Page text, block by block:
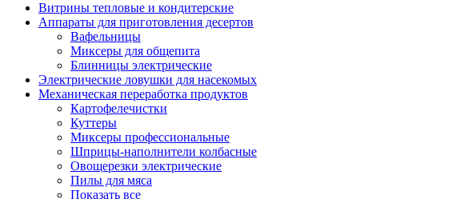
Витрины тепловые и кондитерские
Аппараты для приготовления десертов
Вафельницы
Миксеры для общепита
Блинницы электрические
Электрические ловушки для насекомых
Механическая переработка продуктов
Картофелечистки
Куттеры
Миксеры профессиональные
Шприцы-наполнители колбасные
Овощерезки электрические
Пилы для мяса
Показать все